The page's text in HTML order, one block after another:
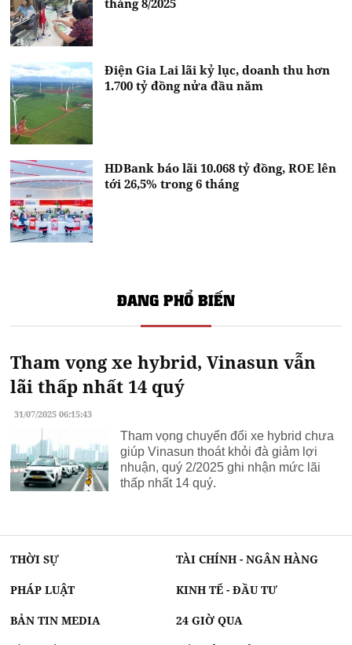
Điện Gia Lai lãi kỷ lục, doanh thu hơn
1.700 tỷ đồng nửa đầu năm
HDBank báo lãi 10.068 tỷ đồng, ROE lên
tới 26,5% trong 6 tháng
ĐANG PHỔ BIẾN
Tham vọng xe hybrid, Vinasun vẫn
lãi thấp nhất 14 quý
31/07/2025 06:15:43
Tham vọng chuyển đổi xe hybrid chưa
giúp Vinasun thoát khỏi đà giảm lợi
nhuận, quý 2/2025 ghi nhận mức lãi
thấp nhất 14 quý.
THỜI SỰ TÀI CHÍNH - NGÂN HÀNG
PHÁP LUẬT KINH TẾ - ĐẦU TƯ
BẢN TIN MEDIA 24 GIỜ QUA